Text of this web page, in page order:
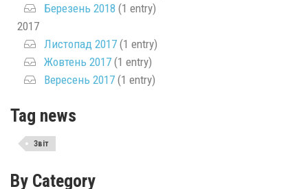
Березень 2018 (1 entry)
2017
Листопад 2017 (1 entry)
Жовтень 2017 (1 entry)
Вересень 2017 (1 entry)
Tag news
Звіт
By Category